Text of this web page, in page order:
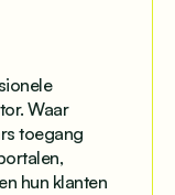
Waar
toegang
hun klanten